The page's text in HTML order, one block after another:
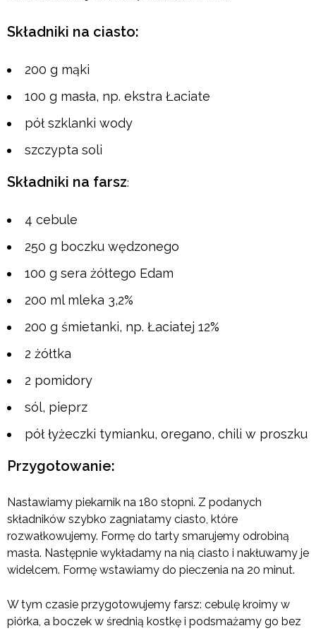
Składniki na ciasto:
200 g mąki
100 g masła, np. ekstra Łaciate
pół szklanki wody
szczypta soli
Składniki na farsz:
4 cebule
250 g boczku wędzonego
100 g sera żółtego Edam
200 ml mleka 3,2%
200 g śmietanki, np. Łaciatej 12%
2 żółtka
2 pomidory
sól, pieprz
pół łyżeczki tymianku, oregano, chili w proszku
Przygotowanie:
Nastawiamy piekarnik na 180 stopni. Z podanych
składników szybko zagniatamy ciasto, które
rozwałkowujemy. Formę do tarty smarujemy odrobiną
masła. Następnie wykładamy na nią ciasto i nakłuwamy je
widelcem. Formę wstawiamy do pieczenia na 20 minut.
W tym czasie przygotowujemy farsz: cebulę kroimy w
piórka, a boczek w średnią kostkę i podsmażamy go bez